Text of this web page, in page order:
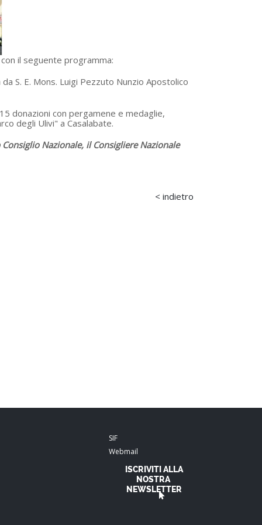
il seguente programma:
S. E. Mons. Luigi Pezzuto Nunzio Apostolico
donazioni con pergamene e medaglie,
degli Ulivi" a Casalabate.
Nazionale, il Consigliere Nazionale
< indietro
SIF
Webmail
ISCRIVITI ALLA
NOSTRA
NEWSLETTER